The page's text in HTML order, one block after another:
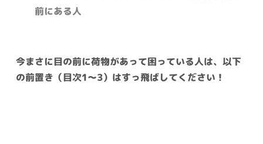
前にある人
今まさに目の前に荷物があって困っている人は、以下
の前置き（目次1〜3）はすっ飛ばしてください！